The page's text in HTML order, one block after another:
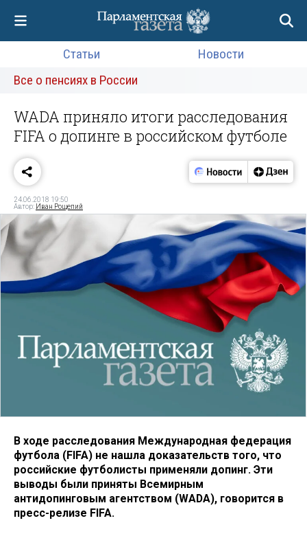
Статьи
Новости
Все о пенсиях в России
WADA приняло итоги расследования
FIFA о допинге в российском футболе
24.06.2018 19:50
Автор: Иван Рощепий
В ходе расследования Международная федерация
футбола (FIFA) не нашла доказательств того, что
российские футболисты применяли допинг. Эти
выводы были приняты Всемирным
антидопинговым агентством (WADA), говорится в
пресс-релизе FIFA.